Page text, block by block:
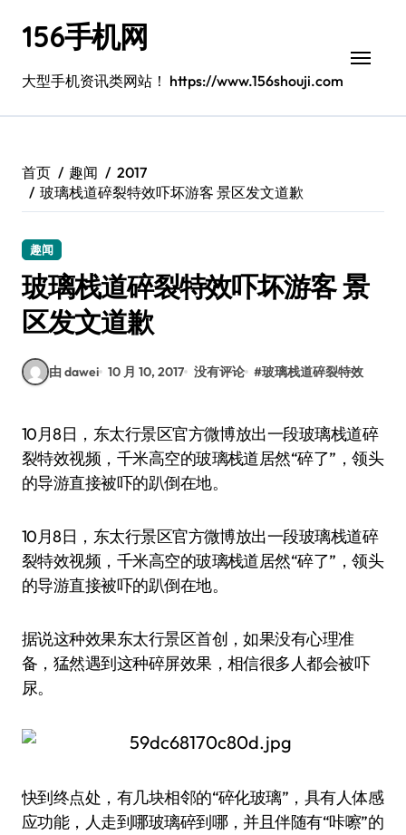
156手机网
大型手机资讯类网站！ https://www.156shouji.com
首页 趣闻
2017
玻璃栈道碎裂特效吓坏游客 景区发文道歉
趣闻
玻璃栈道碎裂特效吓坏游客 景
区发文道歉
由 dawei 10 月 10, 2017 没有评论 #玻璃栈道碎裂特效
10月8日，东太行景区官方微博放出一段玻璃栈道碎
裂特效视频，千米高空的玻璃栈道居然“碎了”，领头
的导游直接被吓的趴倒在地。
10月8日，东太行景区官方微博放出一段玻璃栈道碎
裂特效视频，千米高空的玻璃栈道居然“碎了”，领头
的导游直接被吓的趴倒在地。
据说这种效果东太行景区首创，如果没有心理准
备，猛然遇到这种碎屏效果，相信很多人都会被吓
尿。
快到终点处，有几块相邻的“碎化玻璃”，具有人体感
应功能，人走到哪玻璃碎到哪，并且伴随有“咔嚓”的